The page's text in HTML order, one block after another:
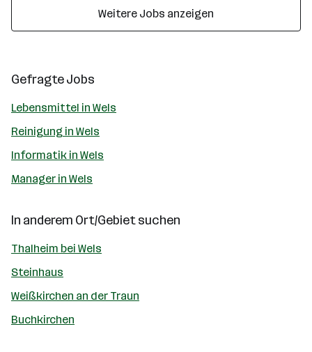
Weitere Jobs anzeigen
Gefragte Jobs
Lebensmittel in Wels
Reinigung in Wels
Informatik in Wels
Manager in Wels
In anderem Ort/Gebiet suchen
Thalheim bei Wels
Steinhaus
Weißkirchen an der Traun
Buchkirchen